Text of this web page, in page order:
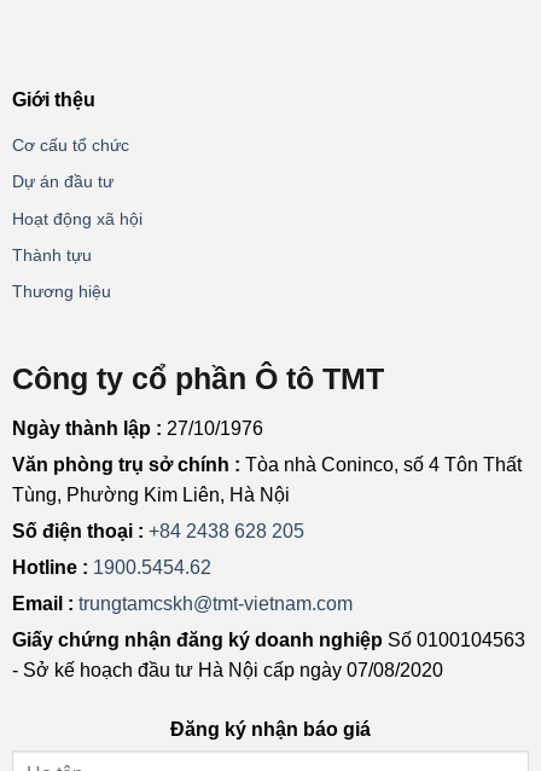
Giới thệu
Cơ cấu tổ chức
Dự án đầu tư
Hoạt động xã hội
Thành tựu
Thương hiệu
Công ty cổ phần Ô tô TMT
Ngày thành lập : 27/10/1976
Văn phòng trụ sở chính : Tòa nhà Coninco, số 4 Tôn Thất
Tùng, Phường Kim Liên, Hà Nội
Số điện thoại : +84 2438 628 205
Hotline : 1900.5454.62
Email : trungtamcskh@tmt-vietnam.com
Giấy chứng nhận đăng ký doanh nghiệp Số 0100104563
- Sở kế hoạch đầu tư Hà Nội cấp ngày 07/08/2020
Đăng ký nhận báo giá